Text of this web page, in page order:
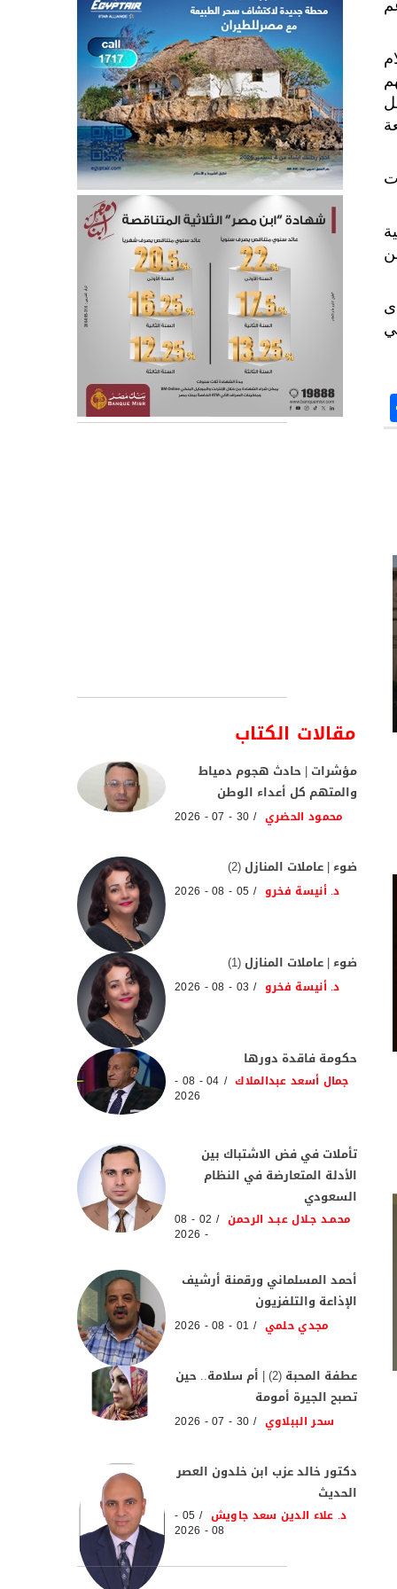
مقالات الكتاب
مؤشرات | حادث هجوم دمياط
والمتهم كل أعداء الوطن
محمود الحضري 30 - 07 - 2026
ضوء | عاملات المنازل (2)
د. أنيسة فخرو 05 - 08 - 2026
ضوء | عاملات المنازل (1)
د. أنيسة فخرو 03 - 08 - 2026
حكومة فاقدة دورها
جمال أسعد عبدالملاك 04 - 08 -
2026
تأملات في فض الاشتباك بين
الأدلة المتعارضة في النظام
السعودي
محمـد جـلال عبـد الرحمن 02 - 08
- 2026
أحمد المسلماني ورقمنة أرشيف
الإذاعة والتلفزيون
مجدي حلمي 01 - 08 - 2026
عطفة المحبة (2) | أم سلامة.. حين
تصبح الجيرة أمومة
سحر الببلاوي 30 - 07 - 2026
دكتور خالد عزب ابن خلدون العصر
الحديث
د. علاء الدين سعد جاويش 05 -
08 - 2026